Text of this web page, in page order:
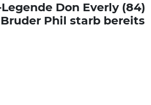
Don Everly (84)
Phil starb bereits